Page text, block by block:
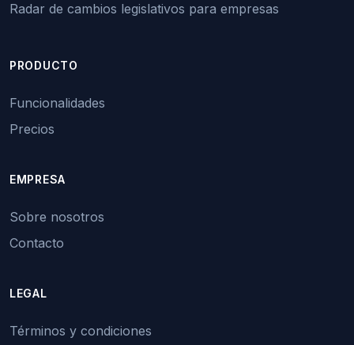
Radar de cambios legislativos para empresas
PRODUCTO
Funcionalidades
Precios
EMPRESA
Sobre nosotros
Contacto
LEGAL
Términos y condiciones